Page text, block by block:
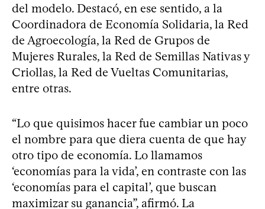
del modelo. Destacó, en ese sentido, a la
Coordinadora de Economía Solidaria, la Red
de Agroecología, la Red de Grupos de
Mujeres Rurales, la Red de Semillas Nativas y
Criollas, la Red de Vueltas Comunitarias,
entre otras.
“Lo que quisimos hacer fue cambiar un poco
el nombre para que diera cuenta de que hay
otro tipo de economía. Lo llamamos
‘economías para la vida’, en contraste con las
‘economías para el capital’, que buscan
maximizar su ganancia”, afirmó. La